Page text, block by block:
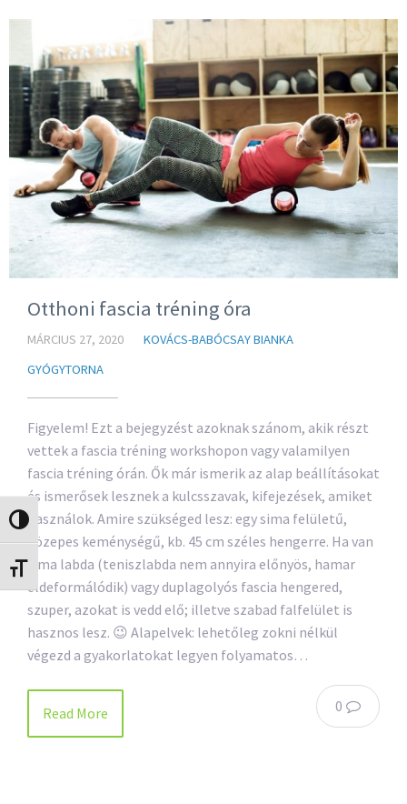
Nagy kontraszt váltása
Betűméret váltása
Otthoni fascia tréning óra
MÁRCIUS 27, 2020
KOVÁCS-BABÓCSAY BIANKA
GYÓGYTORNA
Figyelem! Ezt a bejegyzést azoknak szánom, akik részt
vettek a fascia tréning workshopon vagy valamilyen
fascia tréning órán. Ők már ismerik az alap beállításokat
és ismerősek lesznek a kulcsszavak, kifejezések, amiket
használok. Amire szükséged lesz: egy sima felületű,
közepes keménységű, kb. 45 cm széles hengerre. Ha van
sima labda (teniszlabda nem annyira előnyös, hamar
eldeformálódik) vagy duplagolyós fascia hengered,
szuper, azokat is vedd elő; illetve szabad falfelület is
hasznos lesz. 😉 Alapelvek: lehetőleg zokni nélkül
végezd a gyakorlatokat legyen folyamatos…
0
Read More